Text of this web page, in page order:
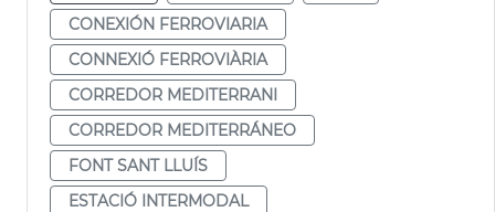
CONEXIÓN FERROVIARIA
CONNEXIÓ FERROVIÀRIA
CORREDOR MEDITERRANI
CORREDOR MEDITERRÁNEO
FONT SANT LLUÍS
ESTACIÓ INTERMODAL